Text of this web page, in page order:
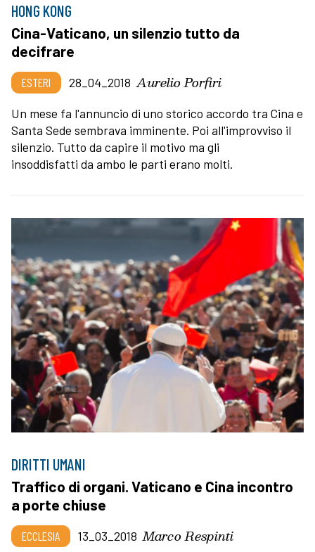
HONG KONG
Cina-Vaticano, un silenzio tutto da
decifrare
ESTERI 28_04_2018 Aurelio Porfiri
Un mese fa l'annuncio di uno storico accordo tra Cina e
Santa Sede sembrava imminente. Poi all'improvviso il
silenzio. Tutto da capire il motivo ma gli
insoddisfatti da ambo le parti erano molti.
DIRITTI UMANI
Traffico di organi. Vaticano e Cina incontro
a porte chiuse
ECCLESIA 13_03_2018 Marco Respinti